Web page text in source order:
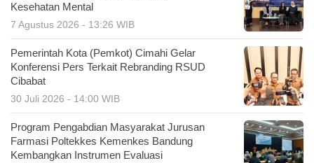
Kesehatan Mental
7 Agustus 2026 - 13:26 WIB
Pemerintah Kota (Pemkot) Cimahi Gelar
Konferensi Pers Terkait Rebranding RSUD
Cibabat
30 Juli 2026 - 14:00 WIB
Program Pengabdian Masyarakat Jurusan
Farmasi Poltekkes Kemenkes Bandung
Kembangkan Instrumen Evaluasi